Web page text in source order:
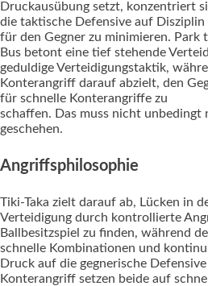
Druckausübung setzt, konzentriert
die taktische Defensive auf
für den Gegner zu minimieren. Park
Bus betont eine tief stehende
geduldige Verteidigungstaktik,
Konterangriff darauf abzielt, den
für schnelle Konterangriffe zu
schaffen. Das muss nicht unbedingt
geschehen.
Angriffsphilosophie
Tiki-Taka zielt darauf ab, Lücken in
Verteidigung durch kontrollierte
Ballbesitzspiel zu finden, während
schnelle Kombinationen und
Druck auf die gegnerische
Konterangriff setzen beide auf